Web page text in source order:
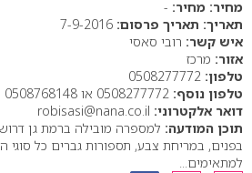
מחיר: -
תאריך פרסום:
איש קשר: רובי סאסי
אזור: מרכז
טלפון:
טלפון נוסף:
דואר אלקטרוני:
תוכן המודעה: למספרה מובילה ברמת גן
בפנים, במריחת צבע, תספורות גברים כל סוגי
למתאימים...